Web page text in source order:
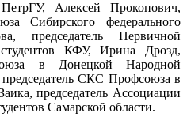
Алексей Прокопович,
Сибирского федерального
председатель Первичной
КФУ, Ирина Дрозд,
в Донецкой Народной
СКС Профсоюза в
председатель Ассоциации
Самарской области.